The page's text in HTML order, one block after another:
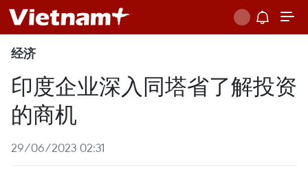
经济
印度企业深入同塔省了解投资
的商机
29/06/2023 02:31